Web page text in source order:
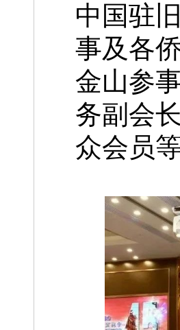
中国驻
事及各
金山参
务副会
众会员